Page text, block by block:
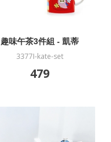
趣味午茶3件組 - 凱蒂
3377I-kate-set
479